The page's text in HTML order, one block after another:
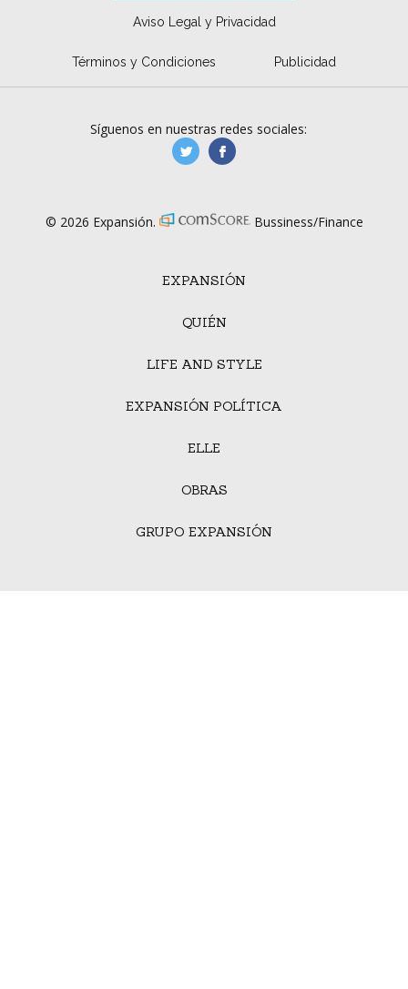
Aviso Legal y Privacidad
Términos y Condiciones Publicidad
EXPANSIÓN
QUIÉN
LIFE AND STYLE
EXPANSIÓN POLÍTICA
ELLE
OBRAS
GRUPO EXPANSIÓN
Síguenos en nuestras redes sociales:
manufacturaGE
© 2026 Expansión. Bussiness/Finance